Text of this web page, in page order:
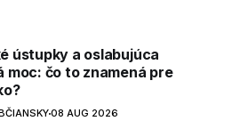
ústupky a oslabujúca
moc: čo to znamená pre
08 AUG 2026